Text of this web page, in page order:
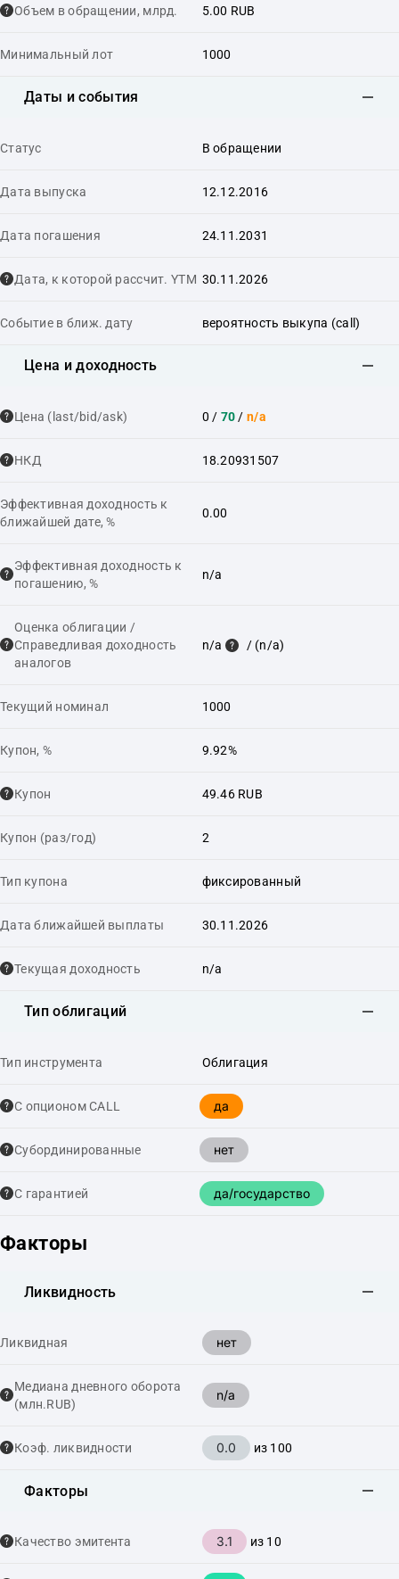
Объем в обращении, млрд. 5.00 RUB
Минимальный лот 1000
Даты и события
Статус В обращении
Дата выпуска 12.12.2016
Дата погашения 24.11.2031
Дата, к которой рассчит. YTM 30.11.2026
Событие в ближ. дату вероятность выкупа (call)
Цена и доходность
Цена (last/bid/ask) 0 / 70 /n/a
НКД 18.20931507
Эффективная доходность к
ближайшей дате, %
0.00
Эффективная доходность к
погашению, %
n/a
Оценка облигации /
Справедливая доходность
аналогов
n/a / (n/a)
Текущий номинал 1000
Купон, % 9.92%
Купон 49.46 RUB
Купон (раз/год) 2
Тип купона фиксированный
Дата ближайшей выплаты 30.11.2026
Текущая доходность n/a
Тип облигаций
Тип инструмента Облигация
С опционом CALL да
Cубординированные нет
С гарантией да/государство
Факторы
Ликвидность
Ликвидная нет
Медиана дневного оборота
(млн.RUB)
n/a
Коэф. ликвидности 0.0 из 100
Факторы
Качество эмитента 3.1 из 10